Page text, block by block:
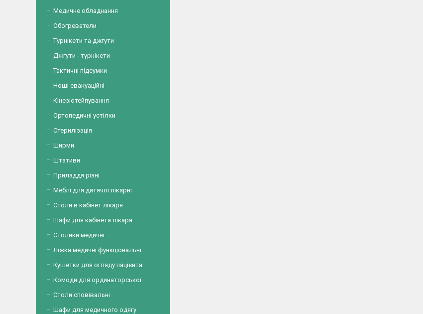
Медичне обладнання
Обогреватели
Турнікети та джгути
Джгути - турнікети
Тактичні підсумки
Ноші евакуаційні
Кінезіотейпування
Ортопедичні устілки
Стерилізація
Ширми
Штативи
Приладдя різні
Меблі для дитячої лікарні
Столи в кабінет лікаря
Шафи для кабінета лікаря
Столики медичні
Ліжка медичні функціональні
Кушетки для огляду пацієнта
Комоди для ординаторської
Столи сповівальні
Шафи для медичного одягу